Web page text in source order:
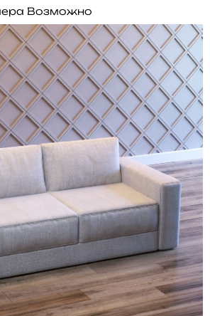
Возможно